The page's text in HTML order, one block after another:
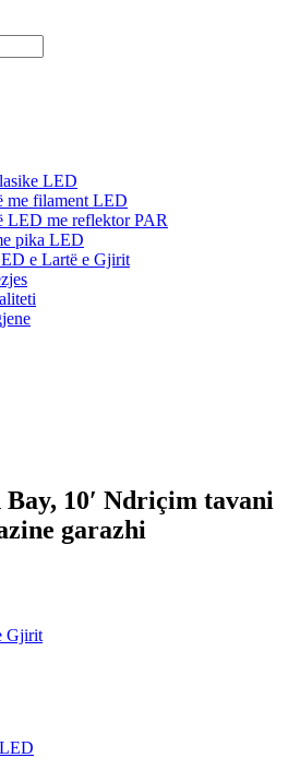
LED
me filament LED
LED me reflektor PAR
pika LED
e Lartë e Gjirit
10′ Ndriçim tavani
garazhi
Gjirit